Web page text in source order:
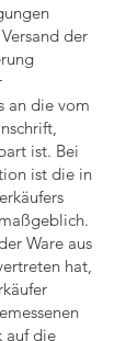
der
an die vom
ist. Bei
ist die in
Ware aus
hat,
auf die